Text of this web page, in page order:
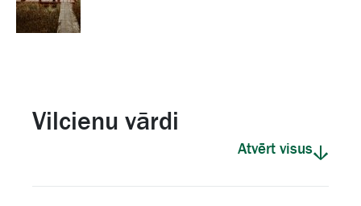
Vilcienu vārdi
Atvērt visus